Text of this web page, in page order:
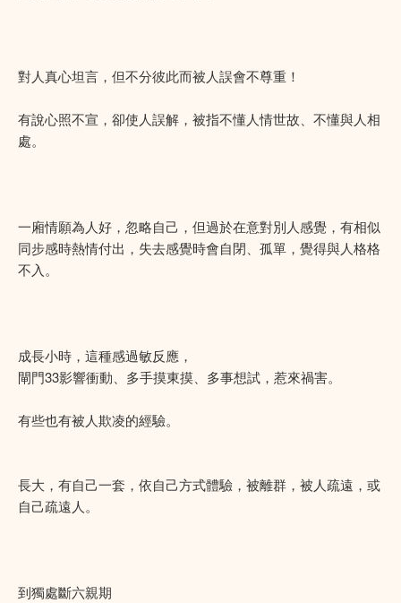
對人真心坦言，但不分彼此而被人誤會不尊重！
有說心照不宣，卻使人誤解，被指不懂人情世故、不懂與人相
處。
一廂情願為人好，忽略自己，但過於在意對別人感覺，有相似
同步感時熱情付出，失去感覺時會自閉、孤單，覺得與人格格
不入。
成長小時，這種感過敏反應，
閘門33影響衝動、多手摸東摸、多事想試，惹來禍害。
有些也有被人欺凌的經驗。
長大，有自己一套，依自己方式體驗，被離群，被人疏遠，或
自己疏遠人。
到獨處斷六親期